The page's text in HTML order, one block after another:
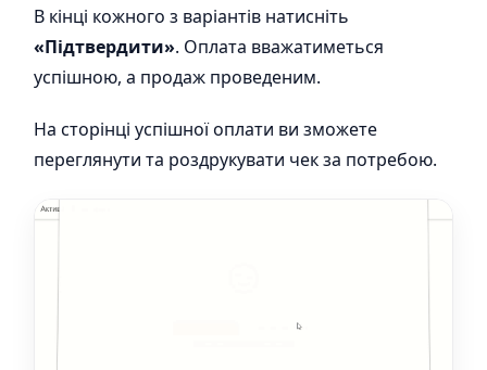
В кінці кожного з варіантів натисніть
«Підтвердити». Оплата вважатиметься
успішною, а продаж проведеним.
На сторінці успішної оплати ви зможете
переглянути та роздрукувати чек за потребою.